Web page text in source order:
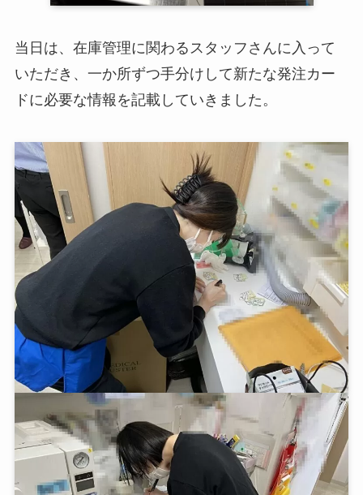
当日は、在庫管理に関わるスタッフさんに入って
いただき、一か所ずつ手分けして新たな発注カー
ドに必要な情報を記載していきました。